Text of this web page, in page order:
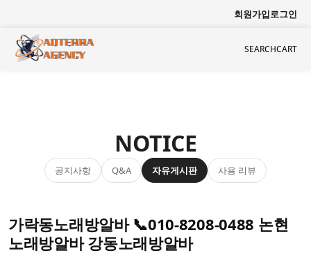
회원가입로그인
SEARCHCART
NOTICE
공지사항 Q&A 자유게시판 사용 리뷰
가락동노래방알바 📞010-8208-0488 논현
노래방알바 강동노래방알바